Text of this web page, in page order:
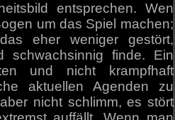
entsprechen. Wen
um das Spiel machen;
eher weniger gestört,
schwachsinnig finde. Ein
und nicht krampfhaft
aktuellen Agenden zu
nicht schlimm, es stört